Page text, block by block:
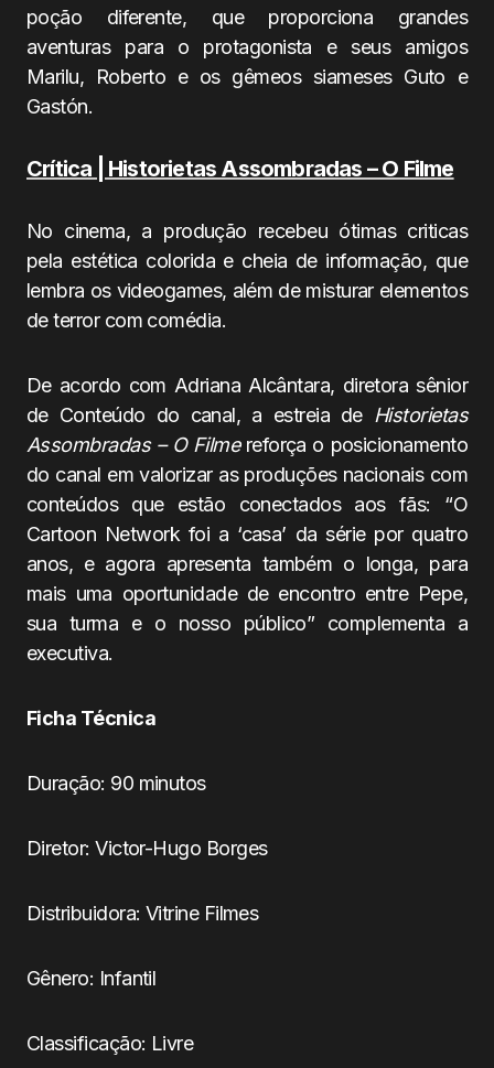
poção diferente, que proporciona grandes
aventuras para o protagonista e seus amigos
Marilu, Roberto e os gêmeos siameses Guto e
Gastón.
Crítica | Historietas Assombradas – O Filme
No cinema, a produção recebeu ótimas criticas
pela estética colorida e cheia de informação, que
lembra os videogames, além de misturar elementos
de terror com comédia.
De acordo com Adriana Alcântara, diretora sênior
de Conteúdo do canal, a estreia de Historietas
Assombradas – O Filmereforça o posicionamento
do canal em valorizar as produções nacionais com
conteúdos que estão conectados aos fãs: “O
Cartoon Network foi a ‘casa’ da série por quatro
anos, e agora apresenta também o longa, para
mais uma oportunidade de encontro entre Pepe,
sua turma e o nosso público” complementa a
executiva.
Ficha Técnica
Duração: 90 minutos
Diretor: Victor-Hugo Borges
Distribuidora: Vitrine Filmes
Gênero: Infantil
Classificação: Livre